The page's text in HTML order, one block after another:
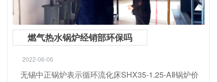
燃气热水锅炉经销部环保吗
2022-06-06
无锡中正锅炉表示循环流化床SHX35-1.25-AⅡ锅炉价